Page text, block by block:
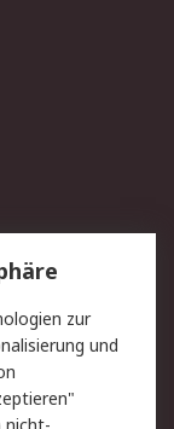
zur
und